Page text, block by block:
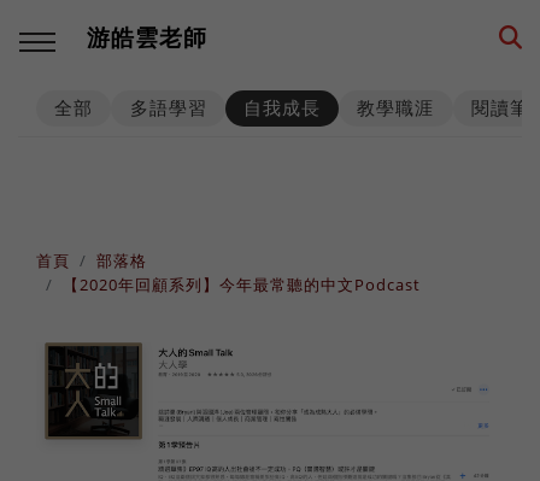
游皓雲老師
回主選單
學習方法
數位工具
回主選單
海外工作
人生規劃
回主選單
師生互動
課程設計
回主選單
品牌建立
思考模式
回主選單
異國文化
深度充電
回主選單
養狗經
階段里程
全部 多語學習 自我成長 教學職涯 閱讀筆
首頁
部落格
【2020年回顧系列】今年最常聽的中文Podcast